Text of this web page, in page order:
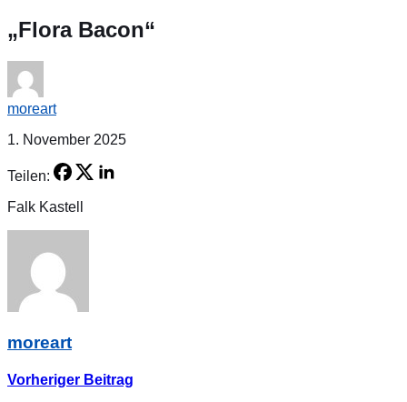
„Flora Bacon“
moreart
1. November 2025
Teilen:
Falk Kastell
moreart
Vorheriger Beitrag